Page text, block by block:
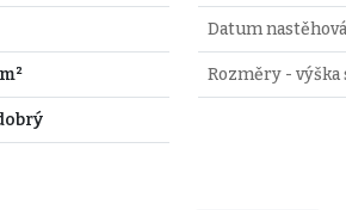
Datum
Rozměry -